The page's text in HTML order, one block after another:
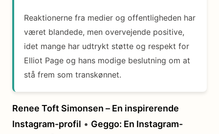
Reaktionerne fra medier og offentligheden har
været blandede, men overvejende positive,
idet mange har udtrykt støtte og respekt for
Elliot Page og hans modige beslutning om at
stå frem som transkønnet.
Renee Toft Simonsen – En inspirerende
Instagram-profil • Geggo: En Instagram-